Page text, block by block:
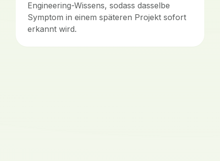
Engineering-Wissens, sodass dasselbe
Symptom in einem späteren Projekt sofort
erkannt wird.